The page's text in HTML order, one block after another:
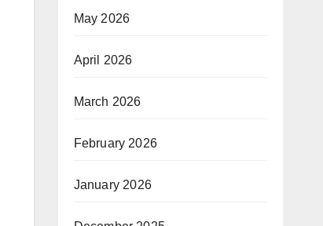
May 2026
April 2026
March 2026
February 2026
January 2026